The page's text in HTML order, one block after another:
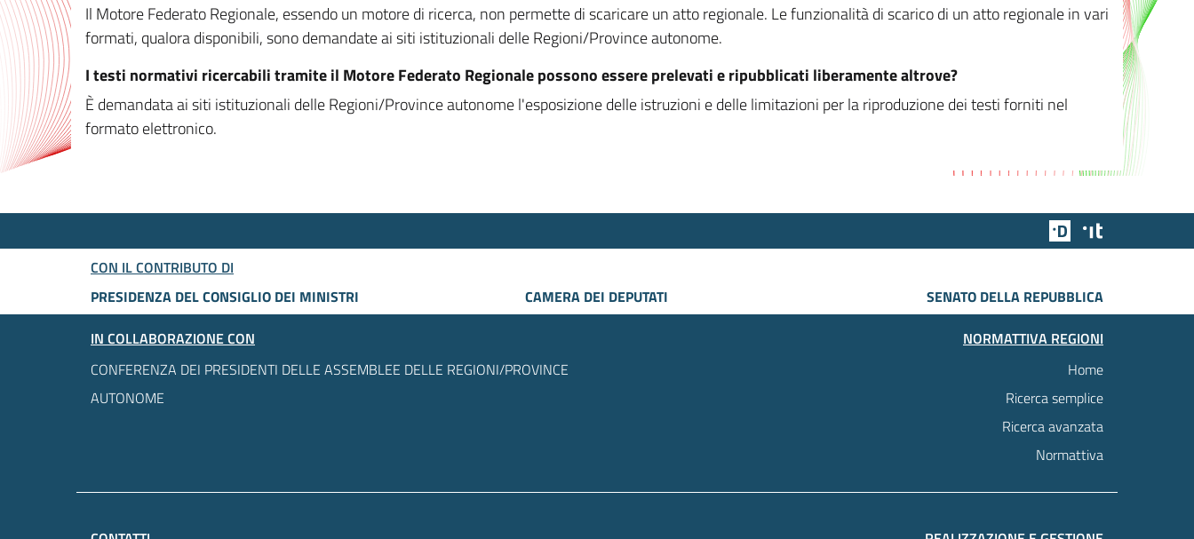
Il Motore Federato Regionale, essendo un motore di ricerca, non permette di scaricare un atto regionale. Le funzionalità di scarico di un atto regionale in vari
formati, qualora disponibili, sono demandate ai siti istituzionali delle Regioni/Province autonome.
I testi normativi ricercabili tramite il Motore Federato Regionale possono essere prelevati e ripubblicati liberamente altrove?
È demandata ai siti istituzionali delle Regioni/Province autonome l'esposizione delle istruzioni e delle limitazioni per la riproduzione dei testi forniti nel
formato elettronico.
Team Digitale
CON IL CONTRIBUTO DI
PRESIDENZA DEL CONSIGLIO DEI MINISTRI
CAMERA DEI DEPUTATI
SENATO DELLA REPUBBLICA
IN COLLABORAZIONE CON
CONFERENZA DEI PRESIDENTI DELLE ASSEMBLEE DELLE REGIONI/PROVINCE
AUTONOME
NORMATTIVA REGIONI
Home
Ricerca semplice
Ricerca avanzata
Normattiva